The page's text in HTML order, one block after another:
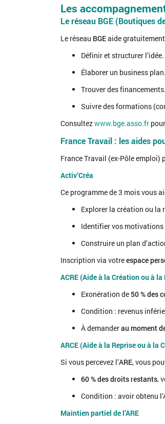
Les
Le réseau BGE (Boutiques
Le réseau BGEaide
Définir et structurer l’idée.
Élaborer un business plan.
Trouver des financements.
Suivre des formations
Consultezwww.bge.asso.fr
France Travail : les aides
France Travail (ex-Pôle
Activ’Créa
Ce programme de 3 mois vous
Explorer la création ou la
Identifier vos motivations
Construire un plan
Inscription via votreespace
ACRE (Aide à la Création ou à la
Exonération de 50 % des
Condition : revenus
À demanderau moment
ARCE (Aide à la Reprise ou à la
Si vous percevez l’ARE, vous
60 % des droits restants,
Condition : avoir obtenu
Maintien partiel de l’ARE